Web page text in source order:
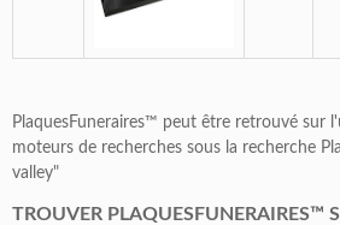
PlaquesFuneraires™ peut être retrouvé sur
moteurs de recherches sous la recherche
valley"
TROUVER PLAQUESFUNERAIRES™